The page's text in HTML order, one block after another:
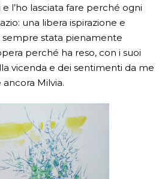
l’ho lasciata fare perché ogni
una libera ispirazione e
stata pienamente
perché ha reso, con i suoi
vicenda e dei sentimenti da me
ancora Milvia.